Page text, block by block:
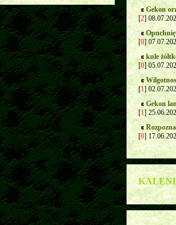
Gekon
[2]
[0]
kule
[0]
[1]
Gekon
[1]
[0]